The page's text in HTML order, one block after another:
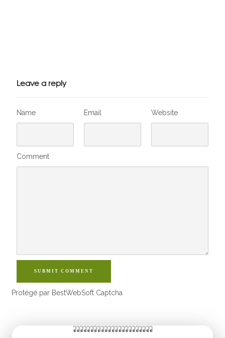
Leave a reply
Name Email Website
Comment
SUBMIT COMMENT
Protégé par BestWebSoft Captcha